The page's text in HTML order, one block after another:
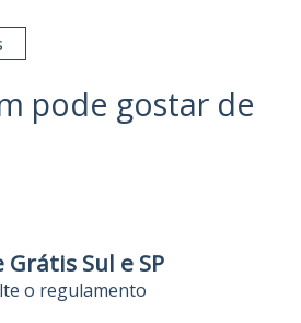
pode gostar de
Grátis Sul e SP
o regulamento